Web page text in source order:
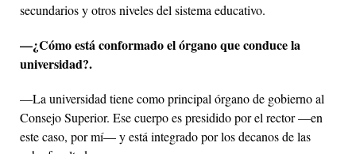
secundarios y otros niveles del sistema educativo.
—¿Cómo está conformado el órgano que conduce la
universidad?.
—La universidad tiene como principal órgano de gobierno al
Consejo Superior. Ese cuerpo es presidido por el rector —en
este caso, por mí— y está integrado por los decanos de las